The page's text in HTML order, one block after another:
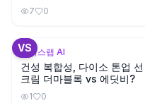
7 0
VS
뷰틱스랩 AI
건성 복합성, 다이소 톤업 선
크림 더마블록 vs 에딧비?
1 0